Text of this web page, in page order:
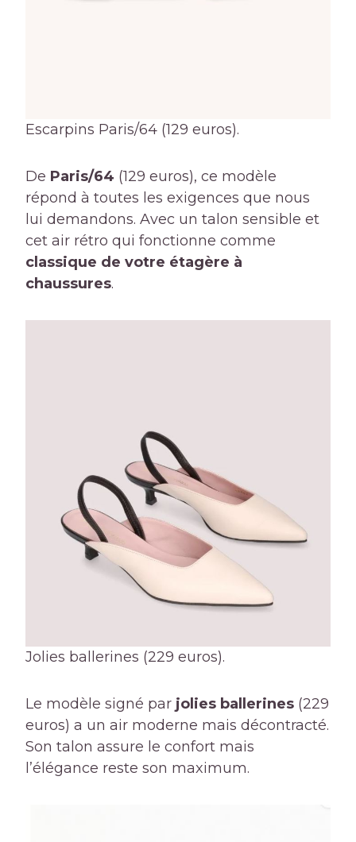
Escarpins Paris/64 (129 euros).
De Paris/64 (129 euros), ce modèle
répond à toutes les exigences que nous
lui demandons. Avec un talon sensible et
cet air rétro qui fonctionne comme
classique de votre étagère à
chaussures.
Jolies ballerines (229 euros).
Le modèle signé par jolies ballerines (229
euros) a un air moderne mais décontracté.
Son talon assure le confort mais
l’élégance reste son maximum.